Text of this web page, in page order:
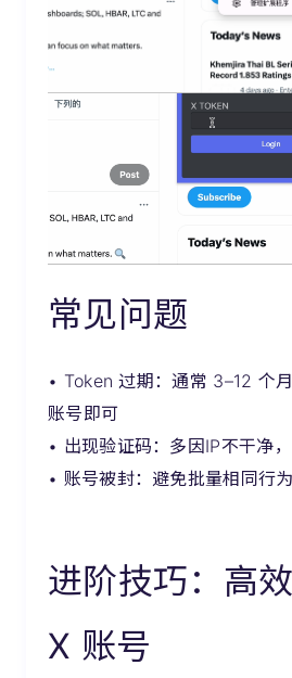
常见问题
• Token 过期：通常 3–12 个
账号即可
• 出现验证码：多因IP不干净
• 账号被封：避免批量相同行
进阶技巧：高
X 账号